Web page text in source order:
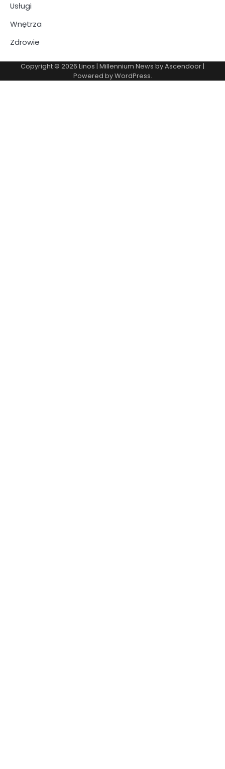
Usługi
Wnętrza
Zdrowie
Copyright © 2026 Linos | Millennium News byAscendoor|
Powered byWordPress.